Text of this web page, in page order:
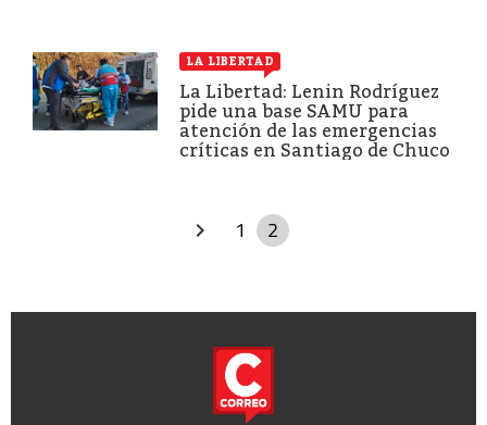
LA LIBERTAD
La Libertad: Lenin Rodríguez
pide una base SAMU para
atención de las emergencias
críticas en Santiago de Chuco
1 2